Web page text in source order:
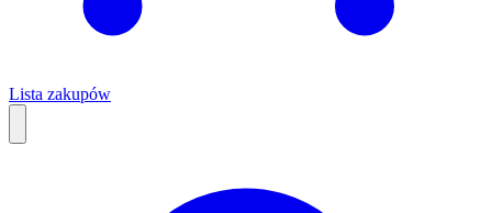
Lista zakupów